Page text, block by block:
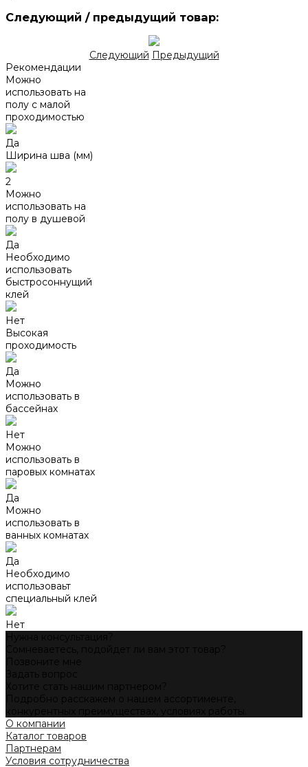
Следующий / предыдущий товар:
Следующий Предыдущий
Рекомендации
Можно
использовать на
полу с малой
проходимостью
Да
Ширина шва (мм)
2
Можно
использовать на
полу в душевой
Да
Необходимо
использовать
быстросоннущий
клей
Нет
Высокая
проходимость
Да
Можно
использовать в
бассейнах
Нет
Можно
использовать в
паровых комнатах
Да
Можно
использовать в
ванных комнатах
Да
Необходимо
использоваьт
специальный клей
Нет
О компании
Каталог товаров
Партнерам
Условия сотрудничества